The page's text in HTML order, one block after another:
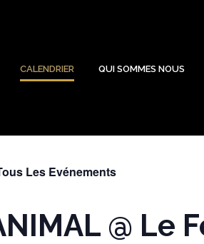
CALENDRIER QUI SOMMES NOUS
Les Evénements
@ Le